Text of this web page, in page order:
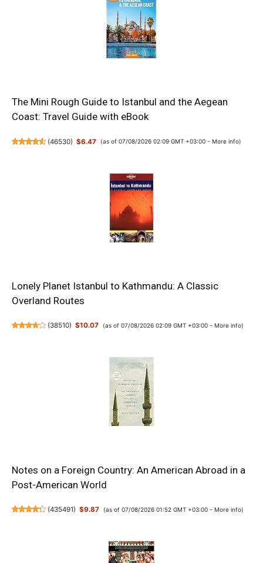
The Mini Rough Guide to Istanbul and the Aegean
Coast: Travel Guide with eBook
(46530) $6.47 (as of 07/08/2026 02:09 GMT +03:00 - More info)
Lonely Planet Istanbul to Kathmandu: A Classic
Overland Routes
(38510) $10.07 (as of 07/08/2026 02:09 GMT +03:00 - More info)
Notes on a Foreign Country: An American Abroad in a
Post-American World
(435491) $9.87 (as of 07/08/2026 01:52 GMT +03:00 - More info)